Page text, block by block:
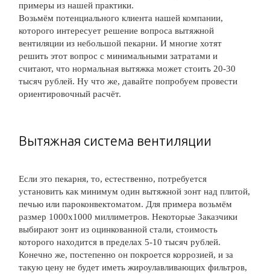
примеры из нашей практики.
Возьмём потенциального клиента нашей компании,
которого интересует решение вопроса вытяжной
вентиляции из небольшой пекарни. И многие хотят
решить этот вопрос с минимальными затратами и
считают, что нормальная вытяжка может стоить 20-30
тысяч рублей. Ну что же, давайте попробуем провести
ориентировочный расчёт.
Вытяжная система вентиляции
Если это пекарня, то, естественно, потребуется
установить как минимум один вытяжной зонт над плитой,
печью или пароконвектоматом. Для примера возьмём
размер 1000х1000 миллиметров. Некоторые Заказчики
выбирают зонт из оцинкованной стали, стоимость
которого находится в пределах 5-10 тысяч рублей.
Конечно же, постепенно он покроется коррозией, и за
такую цену не будет иметь жироулавливающих фильтров,